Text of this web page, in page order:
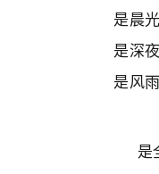
是晨
是深
是风
是